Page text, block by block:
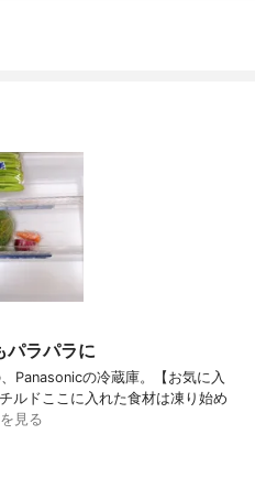
パラパラに
Panasonicの冷蔵庫。【お気に入
ルドここに入れた食材は凍り始め
見る